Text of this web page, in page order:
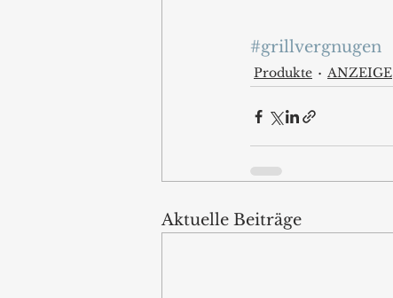
#grillvergnugen
Produkte ANZEIGE
Aktuelle Beiträge